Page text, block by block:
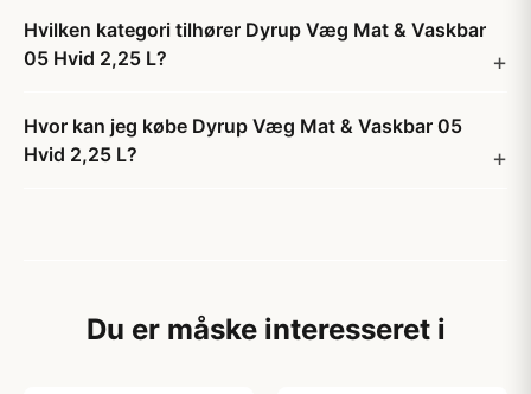
Hvilken kategori tilhører Dyrup Væg Mat & Vaskbar
05 Hvid 2,25 L?
Hvor kan jeg købe Dyrup Væg Mat & Vaskbar 05
Hvid 2,25 L?
Du er måske interesseret i